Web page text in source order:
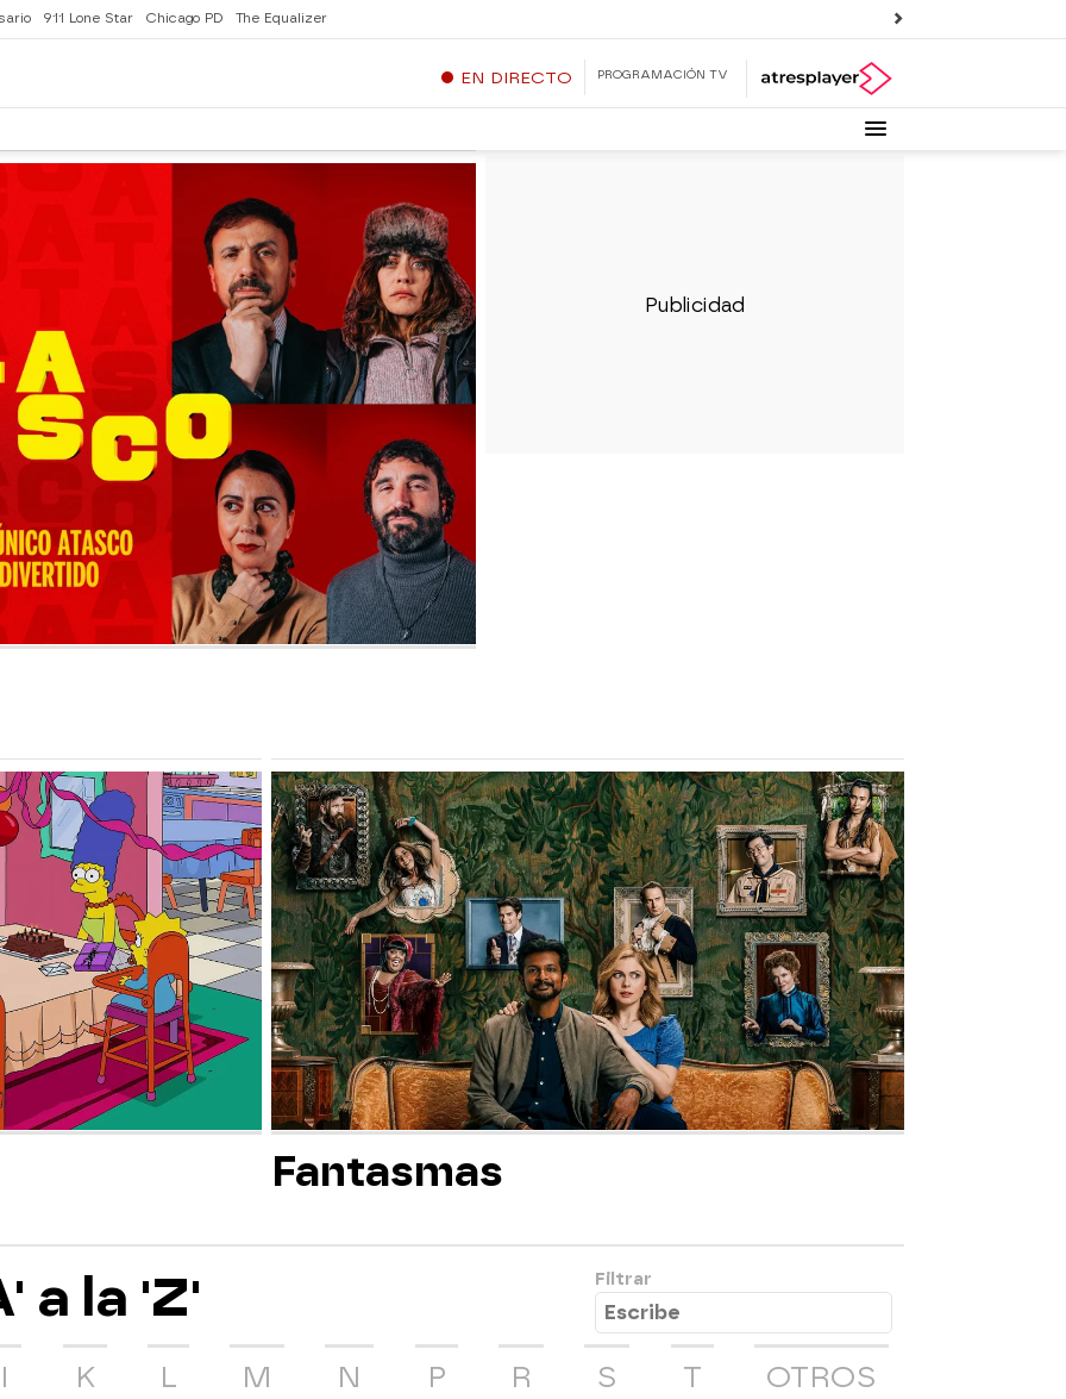
911 Lone Star Chicago PD The Equalizer
EN DIRECTO PROGRAMACIÓN TV
Fantasmas
a la 'Z' Filtrar
I K L M N P R S T OTROS